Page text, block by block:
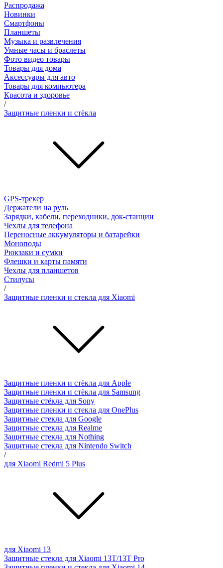
Распродажа
Новинки
Смартфоны
Планшеты
Музыка и развлечения
Умные часы и браслеты
Фото видео товары
Товары для дома
Аксессуары для авто
Товары для компьютера
Красота и здоровье
/
Защитные пленки и стёкла
GPS-трекер
Держатели на руль
Зарядки, кабели, переходники, док-станции
Чехлы для телефона
Переносные аккумуляторы и батарейки
Моноподы
Рюкзаки и сумки
Флешки и карты памяти
Чехлы для планшетов
Стилусы
/
Защитные пленки и стекла для Xiaomi
Защитные пленки и стёкла для Apple
Защитные пленки и стёкла для Samsung
Защитные стёкла для Sony
Защитные пленки и стекла для OnePlus
Защитные стекла для Google
Защитные стекла для Realme
Защитные стекла для Nothing
Защитные стекла для Nintendo Switch
/
для Xiaomi Redmi 5 Plus
для Xiaomi 13
Защитные стекла для Xiaomi 13T/13T Pro